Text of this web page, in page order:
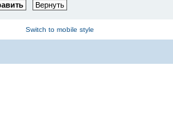
Switch to mobile style